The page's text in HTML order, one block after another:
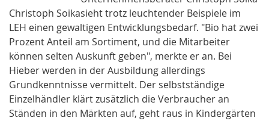
Christoph Soikasieht trotz leuchten­der Beispiele im
LEH einen gewaltigen Entwicklungsbedarf. "Bio hat zwei
Prozent Anteil am Sortiment, und die Mitarbeiter
können selten Auskunft geben", merkte er an. Bei
Hieber werden in der Ausbildung allerdings
Grundkenntnisse vermittelt. Der selbstständige
Einzelhändler klärt zusätzlich die Verbraucher an
Ständen in den Märkten auf, geht raus in Kindergärten